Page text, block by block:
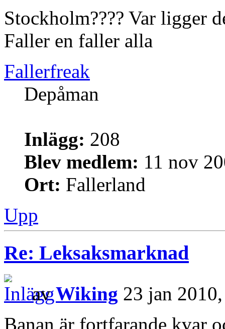
Stockholm???? Var ligger
Faller en faller alla
Fallerfreak
Depåman
Inlägg: 208
Blev medlem: 11 nov
Ort: Fallerland
Upp
Re: Leksaksmarknad
avWiking 23 jan
Banan är fortfarande kvar